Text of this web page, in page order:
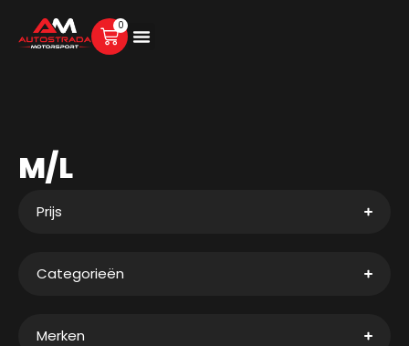
0
M/L
Prijs
Categorieën
Merken